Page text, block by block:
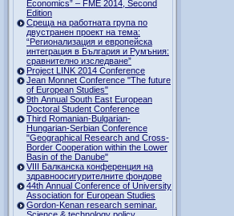
Economics” – FME 2014, Second
Edition
Среща на работната група по
двустранен проект на тема:
“Регионализация и европейска
интеграция в България и Румъния:
сравнително изследване”
Project LINK 2014 Conference
Jean Monnet Conference "The future
of European Studies"
9th Annual South East European
Doctoral Student Conference
Third Romanian-Bulgarian-
Hungarian-Serbian Conference
"Geographical Research and Cross-
Border Cooperation within the Lower
Basin of the Danube"
VIII Балканска конференция на
здравноосигурителните фондове
44th Annual Conference of University
Association for European Studies
Gordon-Kenan research seminar.